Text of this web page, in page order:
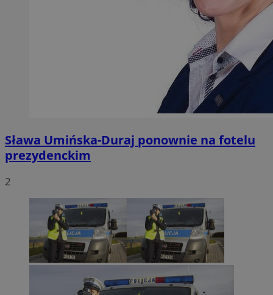
Sława Umińska-Duraj ponownie na fotelu
prezydenckim
2